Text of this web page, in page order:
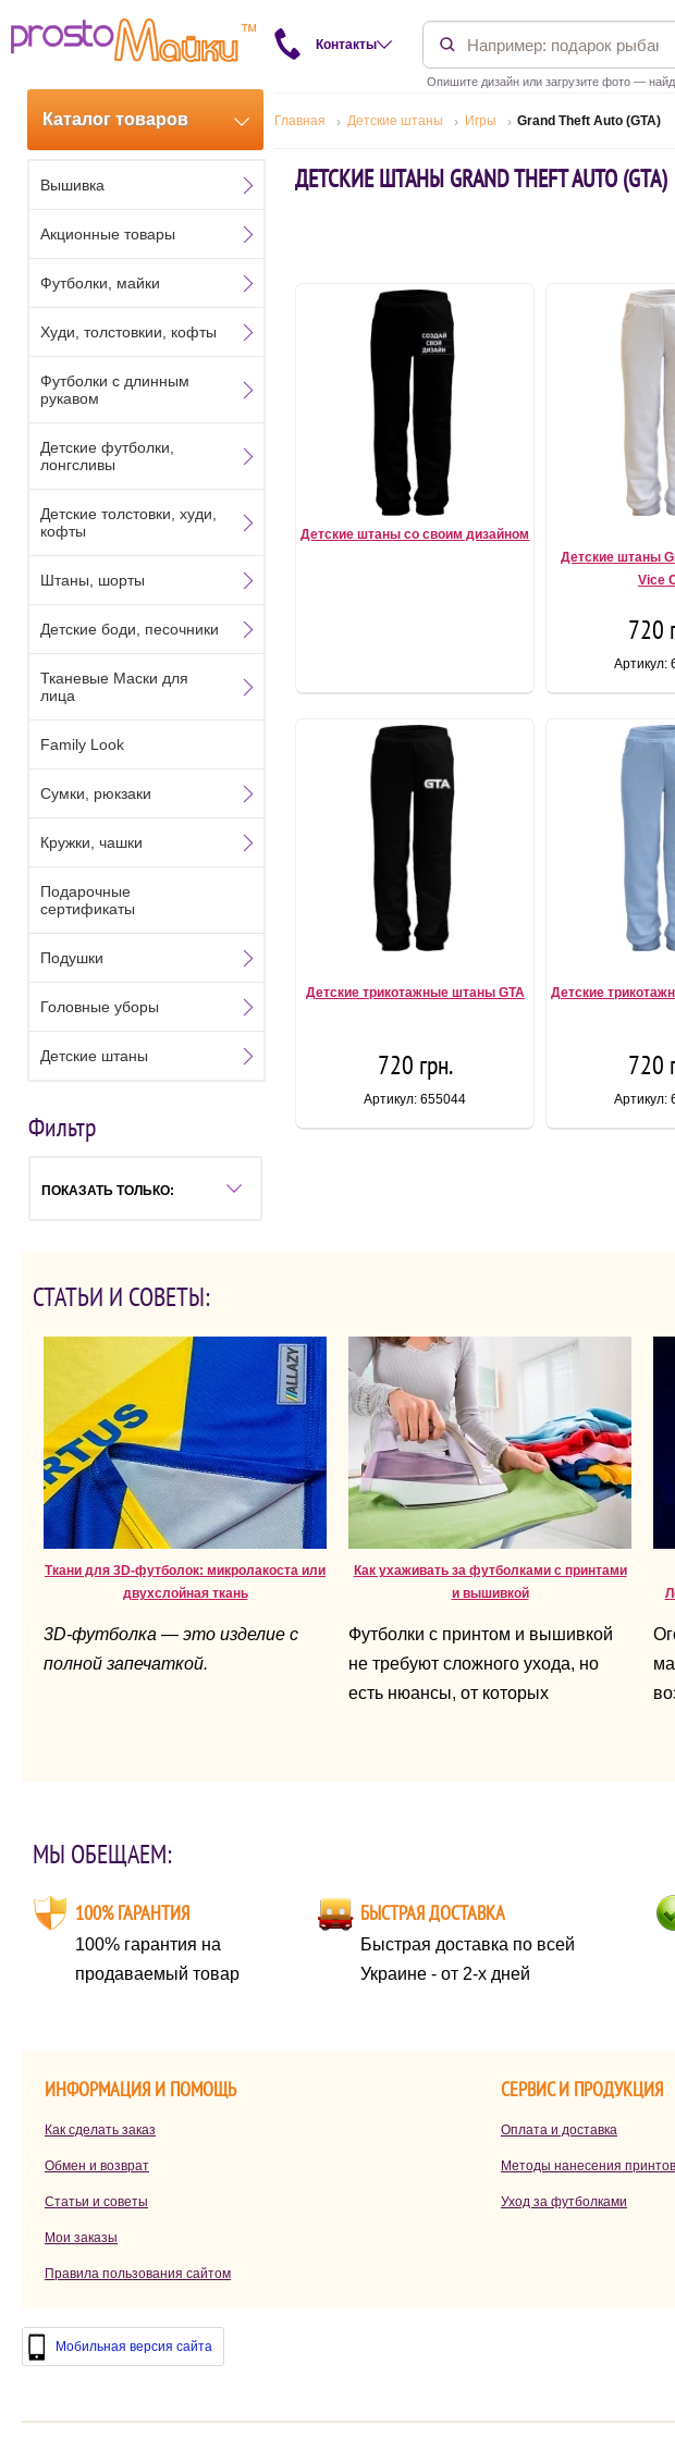
Контакты
Опишите дизайн или загрузите фото —
Каталог товаров Главная Детские штаны Игры Grand Theft Auto (GTA)
ДЕТСКИЕ ШТАНЫ GRAND THEFT AUTO (GTA)
Детские штаны со своим дизайном
Детские штаны
Vice
720
Артикул:
Детские трикотажные штаны GTA
720 грн.
Артикул: 655044
Детские
720
Артикул:
Вышивка
Акционные товары
Футболки, майки
Худи, толстовкии, кофты
Футболки с длинным
рукавом
Детские футболки,
лонгсливы
Детские толстовки, худи,
кофты
Штаны, шорты
Детские боди, песочники
Тканевые Маски для
лица
Family Look
Сумки, рюкзаки
Кружки, чашки
Подарочные
сертификаты
Подушки
Головные уборы
Детские штаны
Фильтр
ПОКАЗАТЬ ТОЛЬКО:
СТАТЬИ И СОВЕТЫ:
Ткани для 3D-футболок: микролакоста или
двухслойная ткань
3D-футболка — это изделие с
полной запечаткой.
Как ухаживать за футболками с принтами
и вышивкой
Футболки с принтом и вышивкой
не требуют сложного ухода, но
есть нюансы, от которых
МЫ ОБЕЩАЕМ:
100% ГАРАНТИЯ
100% гарантия на
продаваемый товар
БЫСТРАЯ ДОСТАВКА
Быстрая доставка по всей
Украине - от 2-х дней
ИНФОРМАЦИЯ И ПОМОЩЬ СЕРВИС И ПРОДУКЦИЯ
Как сделать заказ Оплата и доставка
Обмен и возврат Методы нанесения принтов
Статьи и советы Уход за футболками
Мои заказы
Правила пользования сайтом
Мобильная версия сайта